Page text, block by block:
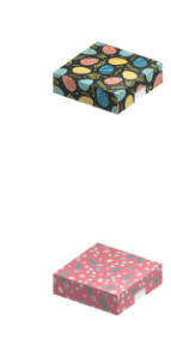
Webbutiken
© 2026. Alla